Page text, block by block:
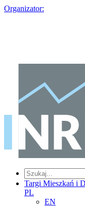
Organizator:
Targi Mieszkań i
PL
EN